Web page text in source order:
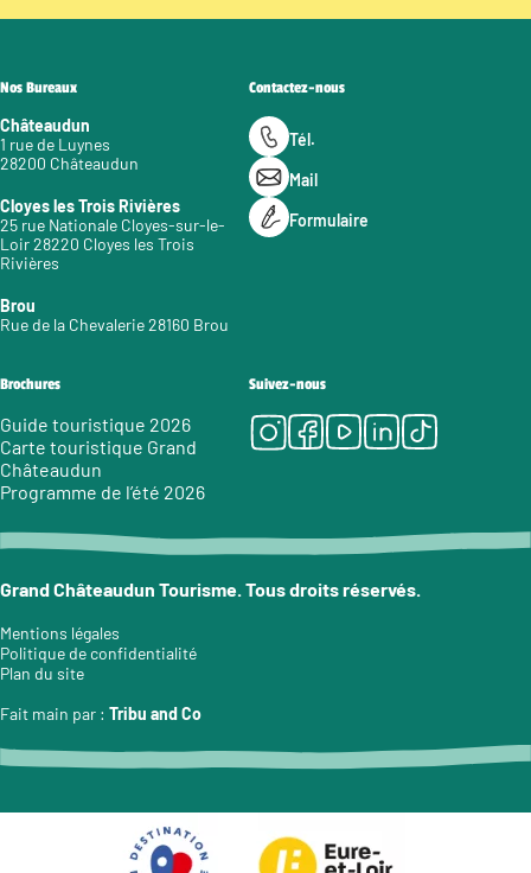
Nos Bureaux
Châteaudun
1 rue de Luynes
28200 Châteaudun
Cloyes les Trois Rivières
25 rue Nationale Cloyes-sur-le-
Loir 28220 Cloyes les Trois
Rivières
Brou
Rue de la Chevalerie 28160 Brou
Contactez-nous
Tél.
Mail
Formulaire
Brochures
Guide touristique 2026
Carte touristique Grand
Châteaudun
Programme de l’été 2026
Suivez-nous
Instagram
Facebook
Youtube
LinkedIn
Tiktok
Grand Châteaudun Tourisme. Tous droits réservés.
Mentions légales
Politique de confidentialité
Plan du site
Fait main par : Tribu and Co